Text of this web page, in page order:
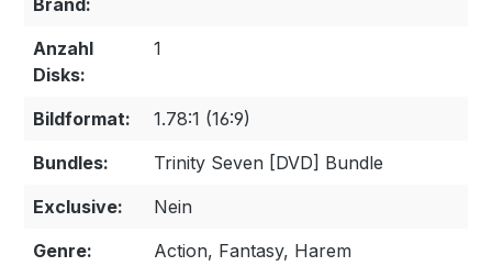
Brand:
Anzahl
Disks:
1
Bildformat:
1.78:1 (16:9)
Bundles:
Trinity Seven [DVD] Bundle
Exclusive:
Nein
Genre:
Action, Fantasy, Harem